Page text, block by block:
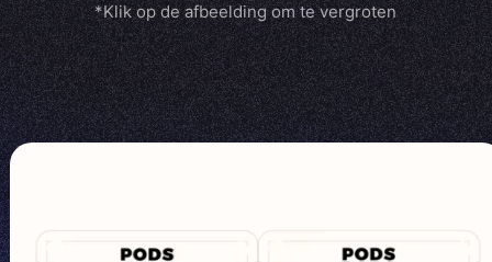
*Klik op de afbeelding om te vergroten